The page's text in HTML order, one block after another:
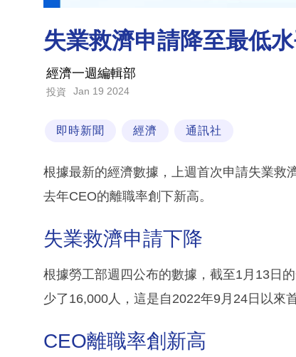
失業救濟申請降至最低
經濟一週編輯部
投資 Jan 19 2024
即時新聞 經濟 通訊社
根據最新的經濟數據，上週首次申請失業救
去年CEO的離職率創下新高。
失業救濟申請下降
根據勞工部週四公布的數據，截至1月13日
少了16,000人，這是自2022年9月24日以來
CEO離職率創新高